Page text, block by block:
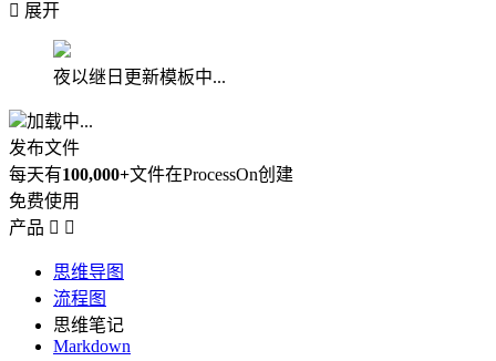
 展开
夜以继日更新模板中...
加载中...
发布文件
每天有100,000+文件在ProcessOn创建
免费使用
产品  
思维导图
流程图
思维笔记
Markdown